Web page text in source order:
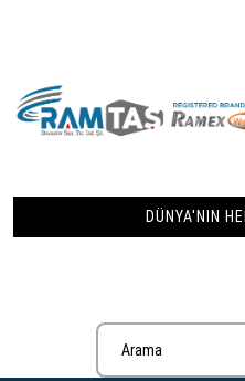
DÜNYA'NIN